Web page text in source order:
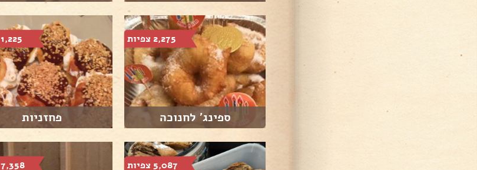
2,275 צפיות
ספינג' לחנוכה
1,225 צפיות
פחזניות
5,087 צפיות 7,358 צפיות